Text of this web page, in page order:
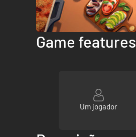
Game features
Um jogador